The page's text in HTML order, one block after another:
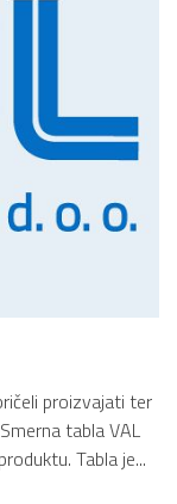
proizvajati ter
tabla VAL
Tabla je...